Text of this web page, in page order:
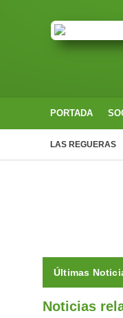
PORTADA
LAS REGUERAS
Últimas
Noticias